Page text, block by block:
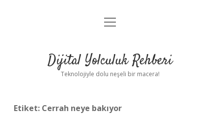
Anasayfa
Yasal Uyarı
menüyü
Dijital Yolculuk Rehberi
Teknolojiyle dolu neşeli bir macera!
Etiket: Cerrah neye bakıyor